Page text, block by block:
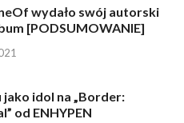
wydało swój autorski
[PODSUMOWANIE]
jako idol na „Border:
od ENHYPEN